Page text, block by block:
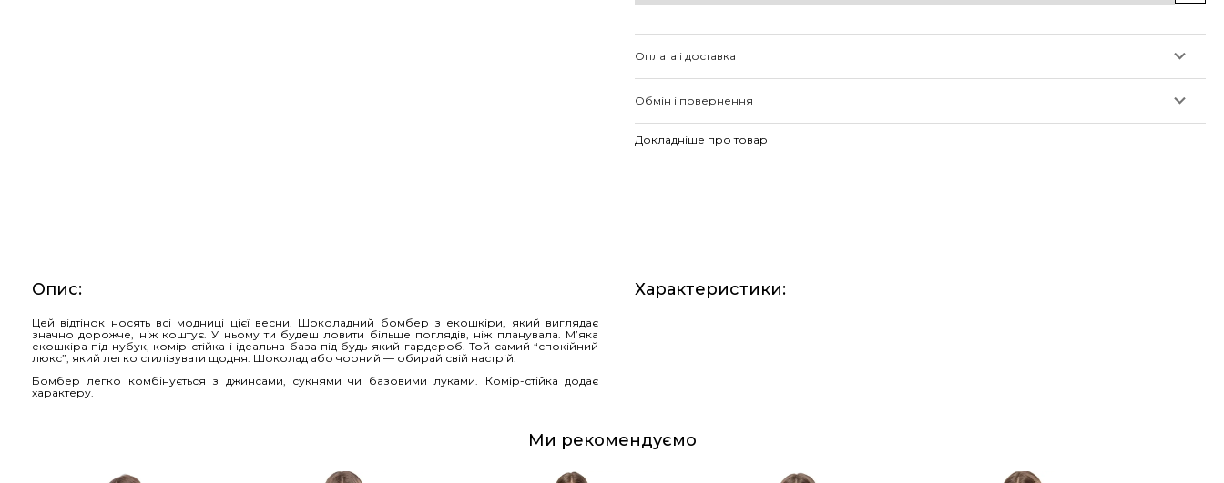
Оплата і доставка
Обмін і повернення
Докладніше про товар
Опис:
Цей відтінок носять всі модниці цієї весни. Шоколадний бомбер з екошкіри, який виглядає
значно дорожче, ніж коштує. У ньому ти будеш ловити більше поглядів, ніж планувала. М’яка
екошкіра під нубук, комір-стійка і ідеальна база під будь-який гардероб. Той самий “спокійний
люкс”, який легко стилізувати щодня. Шоколад або чорний — обирай свій настрій.
Бомбер легко комбінується з джинсами, сукнями чи базовими луками. Комір-стійка додає
характеру.
Характеристики:
Ми рекомендуємо